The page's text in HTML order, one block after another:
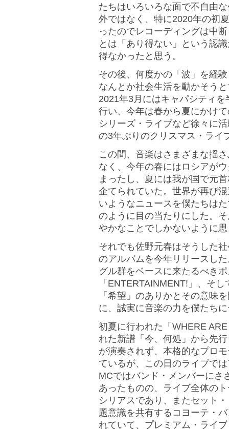
たちはいろいろな面で不自由
外ではなく、特に2020年の初
ったのでレコーディングは中
とは「あり得ない」という認
得なかったと思う。
その後、何度かの「波」を経
なんとか社会生活を動かそう
2021年3月にはキャパシティ
行い、今年は春から夏にかけ
シリーズ・ライブなど徐々に
の3年ぶりのクリスマス・ライ
この間、音楽はさまざまな揺
なく、今年の春にはロシアが
まったし、夏には我が国で元
企てられていた。世界が再び
いようなニュースを僕たちは
のように目の当たりにした。
やかなことでしかないように
それでも佐野元春はそうした
のアルバムを今年リリースし
グル群をベースに来たるべき
「ENTERTAINMENT!」、そ
「希望」のありかとその意味
に、誠実に音楽の力を僕たち
初夏に行われた「WHERE
れた新譜「今、何処」から先
が演奏されず、本格的なプロ
ているが、この日のライブで
MCではバンド・メンバーにさ
あったものの、ライブ全体の
シリアスであり、またセット
題意識を共有するコヨーテ・
れていて、プレミアム・ライ